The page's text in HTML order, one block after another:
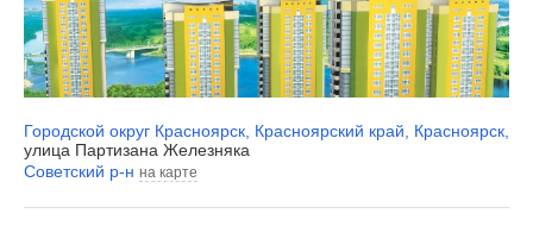
Городской округ Красноярск Красноярский край Красноярск
улица Партизана Железняка
Советский р-н на карте